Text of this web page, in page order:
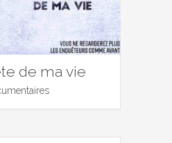
de ma vie